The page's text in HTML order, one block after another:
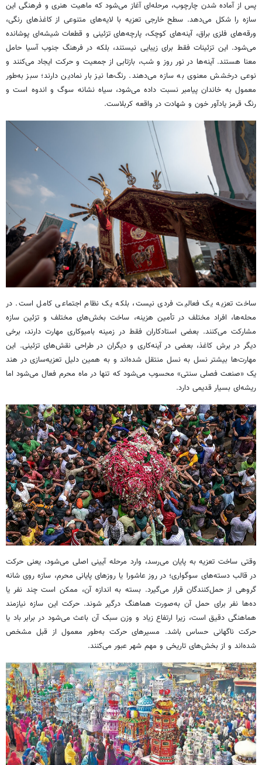
پس از آماده شدن چارچوب، مرحله‌ای آغاز می‌شود که ماهیت هنری و فرهنگی این
سازه را شکل می‌دهد. سطح خارجی تعزیه با لایه‌های متنوعی از کاغذهای رنگی،
ورقه‌های فلزی براق، آینه‌های کوچک، پارچه‌های تزئینی و قطعات شیشه‌ای پوشانده
می‌شود. این تزئینات فقط برای زیبایی نیستند، بلکه در فرهنگ جنوب آسیا حامل
معنا هستند. آینه‌ها در نور روز و شب، بازتابی از جمعیت و حرکت ایجاد می‌کنند و
نوعی درخشش معنوی به سازه می‌دهند. رنگ‌ها نیز بار نمادین دارند؛ سبز به‌طور
معمول به خاندان پیامبر نسبت داده می‌شود، سیاه نشانه سوگ و اندوه است و
رنگ قرمز یادآور خون و شهادت در واقعه کربلاست.
ساخت تعزیه یک فعالیت فردی نیست، بلکه یک نظام اجتماعی کامل است. در
محله‌ها، افراد مختلف در تأمین هزینه، ساخت بخش‌های مختلف و تزئین سازه
مشارکت می‌کنند. بعضی استادکاران فقط در زمینه بامبوکاری مهارت دارند، برخی
دیگر در برش کاغذ، بعضی در آینه‌کاری و دیگران در طراحی نقش‌های تزئینی. این
مهارت‌ها بیشتر نسل به نسل منتقل شده‌اند و به همین دلیل تعزیه‌سازی در هند
یک «صنعت فصلی سنتی» محسوب می‌شود که تنها در ماه محرم فعال می‌شود اما
ریشه‌ای بسیار قدیمی دارد.
وقتی ساخت تعزیه به پایان می‌رسد، وارد مرحله آیینی اصلی می‌شود، یعنی حرکت
در قالب دسته‌های سوگواری؛ در روز عاشورا یا روزهای پایانی محرم، سازه روی شانه
گروهی از حمل‌کنندگان قرار می‌گیرد. بسته به اندازه آن، ممکن است چند نفر یا
ده‌ها نفر برای حمل آن به‌صورت هماهنگ درگیر شوند. حرکت این سازه نیازمند
هماهنگی دقیق است، زیرا ارتفاع زیاد و وزن سبک آن باعث می‌شود در برابر باد یا
حرکت ناگهانی حساس باشد. مسیرهای حرکت به‌طور معمول از قبل مشخص
شده‌اند و از بخش‌های تاریخی و مهم شهر عبور می‌کنند.